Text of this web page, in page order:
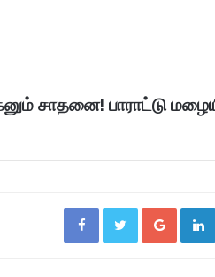
சாதனை! பாராட்டு
FacebookTwitter